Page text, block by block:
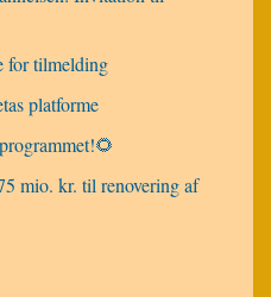
for tilmelding
platforme
mio. kr. til renovering af